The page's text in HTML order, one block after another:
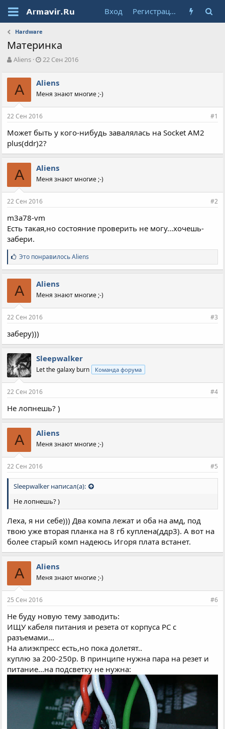
Вход Регистрация
Hardware
Материнка
А
т
р
т
е
ы
Aliens
Д
а
н
л
а
22 Сен 2016
A Aliens
Меня знают многие ;-)
22 Сен 2016 #1
Может быть у кого-нибудь завалялась на Socket AM2
plus(ddr)2?
A Aliens
Меня знают многие ;-)
22 Сен 2016 #2
m3a78-vm
Есть такая,но состояние проверить не могу...хочешь-
забери.
С
и
м
п
а
т
и
:
Это понравилосьAliens
A Aliens
Меня знают многие ;-)
22 Сен 2016 #3
заберу)))
Sleepwalker
Let the galaxy burn Команда форума
22 Сен 2016 #4
Не лопнешь? )
A Aliens
Меня знают многие ;-)
22 Сен 2016 #5
Sleepwalker написал(а):
Не лопнешь? )
Леха, я ни себе))) Два компа лежат и оба на амд, под
твою уже вторая планка на 8 гб куплена(ддр3). А вот на
более старый комп надеюсь Игоря плата встанет.
A Aliens
Меня знают многие ;-)
25 Сен 2016 #6
Не буду новую тему заводить:
ИЩУ кабеля питания и резета от корпуса PC с
разъемами...
На алиэкпресс есть,но пока долетят..
куплю за 200-250р. В принципе нужна пара на резет и
питание...на подсветку не нужна: